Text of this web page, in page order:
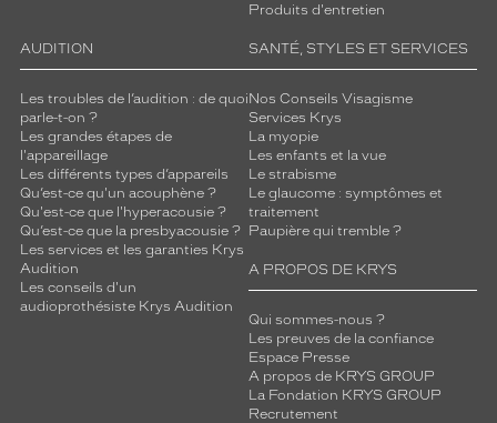
Produits d'entretien
AUDITION
Les troubles de l’audition : de quoi
parle-t-on ?
Les grandes étapes de
l'appareillage
Les différents types d’appareils
Qu’est-ce qu'un acouphène ?
Qu'est-ce que l'hyperacousie ?
Qu’est-ce que la presbyacousie ?
Les services et les garanties Krys
Audition
Les conseils d'un
audioprothésiste Krys Audition
SANTÉ, STYLES ET SERVICES
Nos Conseils Visagisme
Services Krys
La myopie
Les enfants et la vue
Le strabisme
Le glaucome : symptômes et
traitement
Paupière qui tremble ?
A PROPOS DE KRYS
Qui sommes-nous ?
Les preuves de la confiance
Espace Presse
A propos de KRYS GROUP
La Fondation KRYS GROUP
Recrutement